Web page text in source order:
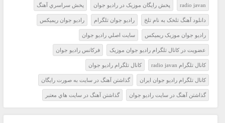
radio javan پخش رايگان موزيک در راديو جوان پخش سراسري آهنگ
دانلود آهنگ تلخک به نام تلخ راديو جوان تلگرام راديو جوان ريميکس
راديو جوان موزيک ريميکس سايت اصلي راديو جوان
عضويت در کانال تلگرام راديو جوان موزيک فرکانس راديو جوان
کانال تلگرام radio javan کانال تلگرام راديو جوان
کانال تلگرام راديو جوان ايران گذاشتن آهنگ در سايت به صورت رايگان
گذاشتن آهنگ در سايت راديو جوان گذاشتن آهنگ در سايت هاي معتبر